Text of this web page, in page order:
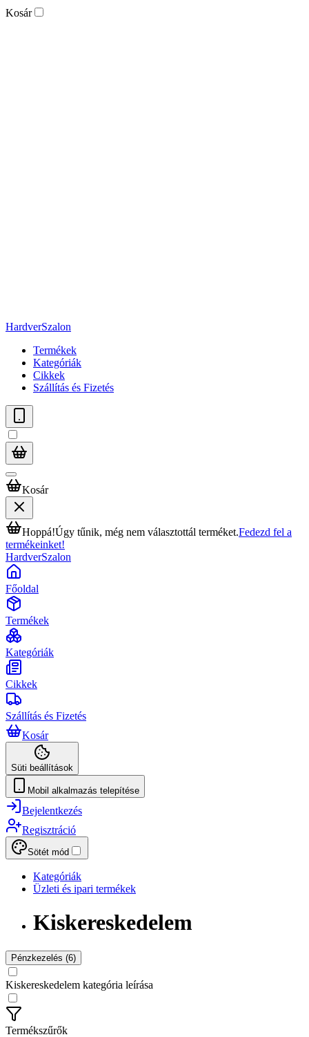
Kosár
HardverSzalon
Termékek
Kategóriák
Cikkek
Szállítás és Fizetés
Kosár
Hoppá!Úgy tűnik, még nem választottál terméket.Fedezd fel a
termékeinket!
HardverSzalon
Főoldal
Termékek
Kategóriák
Cikkek
Szállítás és Fizetés
Kosár
Süti beállítások
Mobil alkalmazás telepítése
Bejelentkezés
Regisztráció
Sötét mód
Kategóriák
Üzleti és ipari termékek
Kiskereskedelem
Pénzkezelés (6)
Kiskereskedelem kategória leírása
Termékszűrők